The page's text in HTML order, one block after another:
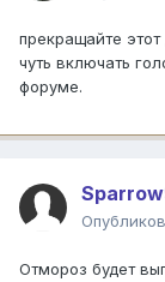
прекращайте
чуть включать
форуме.
Отмороз будет